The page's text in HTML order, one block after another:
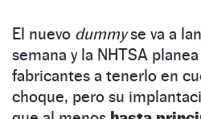
El nuevo dummyse va a
semana y la NHTSA
fabricantes a tenerlo en
choque, pero su